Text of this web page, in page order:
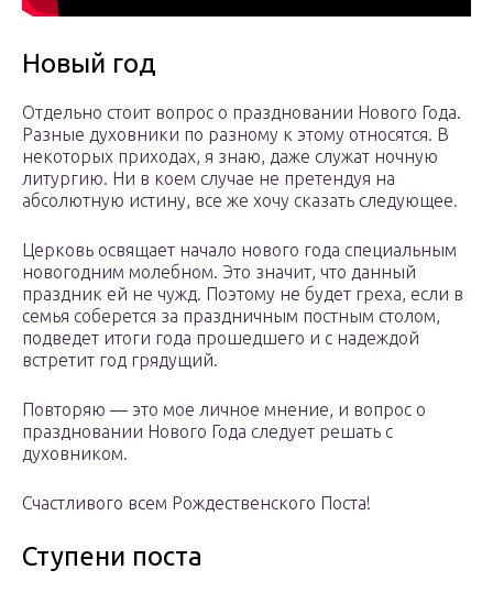
Новый год
Отдельно стоит вопрос о праздновании Нового Года.
Разные духовники по разному к этому относятся. В
некоторых приходах, я знаю, даже служат ночную
литургию. Ни в коем случае не претендуя на
абсолютную истину, все же хочу сказать следующее.
Церковь освящает начало нового года специальным
новогодним молебном. Это значит, что данный
праздник ей не чужд. Поэтому не будет греха, если в
семья соберется за праздничным постным столом,
подведет итоги года прошедшего и с надеждой
встретит год грядущий.
Повторяю — это мое личное мнение, и вопрос о
праздновании Нового Года следует решать с
духовником.
Счастливого всем Рождественского Поста!
Ступени поста